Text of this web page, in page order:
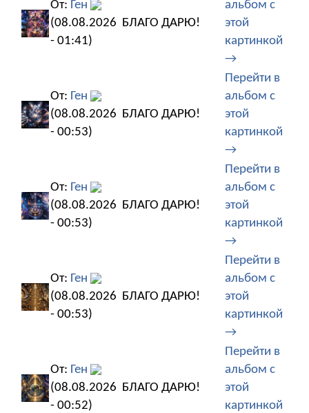
От: Ген
(08.08.2026
- 01:41)
БЛАГО ДАРЮ!
альбом с
этой
картинкой
→
От: Ген
(08.08.2026
- 00:53)
БЛАГО ДАРЮ!
Перейти в
альбом с
этой
картинкой
→
От: Ген
(08.08.2026
- 00:53)
БЛАГО ДАРЮ!
Перейти в
альбом с
этой
картинкой
→
От: Ген
(08.08.2026
- 00:53)
БЛАГО ДАРЮ!
Перейти в
альбом с
этой
картинкой
→
От: Ген
(08.08.2026
- 00:52)
БЛАГО ДАРЮ!
Перейти в
альбом с
этой
картинкой